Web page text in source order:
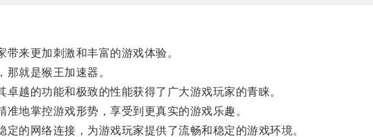
来更加刺激和丰富的游戏体验。
就是猴王加速器。
越的功能和极致的性能获得了广大游戏玩家的青睐。
地掌控游戏形势，享受到更真实的游戏乐趣。
网络连接，为游戏玩家提供了流畅和稳定的游戏环境。